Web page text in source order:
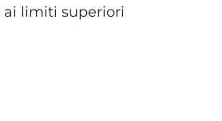
ai limiti superiori